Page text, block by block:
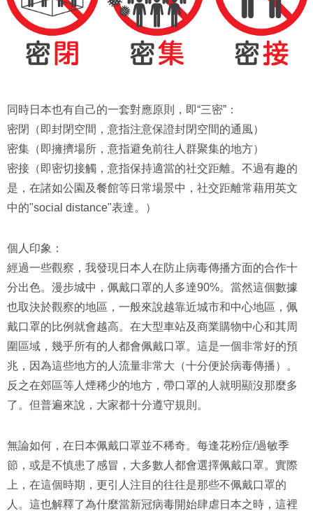
同時日本也有自己的一套對應原則，即“三密”：
密閉（即封閉空間，意指注意保證封閉空間的通風）
密集（即擁擠場所，意指避免前往人群聚集的地方）
密接（即密切接觸，意指保持適當的社交距離。不過有趣的
是，在諸如公園及餐館等日常場景中，社交距離常藉用英文
中的"social distance"表達。）
個人印象：
經過一些觀察，我發現日本人在防止病毒傳播方面的合作十
分出色。漫步城中，佩戴口罩的人多達90%。當然這個數據
也取決於觀察的地區，一般來說越靠近城市和中心地區，佩
戴口罩的比例就會越高。在大型車站及商業購物中心和其周
圍區域，幾乎所有的人都會佩戴口罩。這是一個非常好的預
兆，因為這些地方的人流量非常大（十分便於病毒傳播）。
反之在郊區等人煙稀少的地方，帶口罩的人就明顯沒那麼多
了。但普遍來說，大家都十分遵守規則。
無論如何，在日本佩戴口罩並不稀奇。每逢花粉症/過敏季
節，或是不慎患了感冒，大多數人都會選擇佩戴口罩。實際
上，在這個時期，更引人注目的往往是那些不佩戴口罩的
人。這也解釋了為什麼當新冠病毒開始肆虐日本之時，這裡